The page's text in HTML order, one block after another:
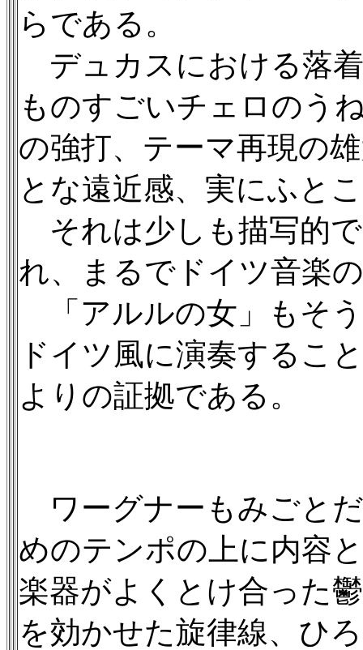
らである。
デュカスにおける落
ものすごいチェロのう
の強打、テーマ再現の
とな遠近感、実にふと
それは少しも描写的
れ、まるでドイツ音楽
「アルルの女」もそ
ドイツ風に演奏するこ
よりの証拠である。
ワーグナーもみごと
めのテンポの上に内容
楽器がよくとけ合った
を効かせた旋律線、ひ